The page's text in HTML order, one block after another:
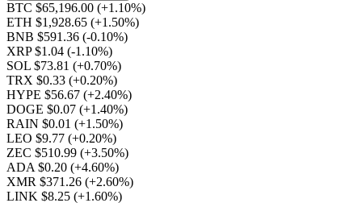
BTC $65,196.00 (+1.10%)
ETH $1,928.65 (+1.50%)
BNB $591.36 (-0.10%)
XRP $1.04 (-1.10%)
SOL $73.81 (+0.70%)
TRX $0.33 (+0.20%)
HYPE $56.67 (+2.40%)
DOGE $0.07 (+1.40%)
RAIN $0.01 (+1.50%)
LEO $9.77 (+0.20%)
ZEC $510.99 (+3.50%)
ADA $0.20 (+4.60%)
XMR $371.26 (+2.60%)
LINK $8.25 (+1.60%)